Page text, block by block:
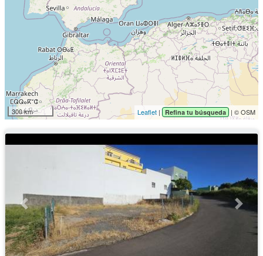
300 km Leaflet | Refina tu búsqueda | © OSM